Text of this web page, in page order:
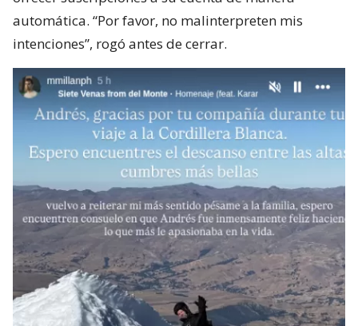
automática. “Por favor, no malinterpreten mis
intenciones”, rogó antes de cerrar.